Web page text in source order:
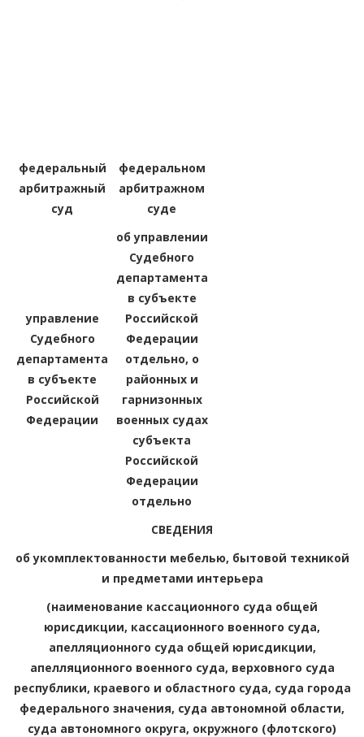
федеральный
арбитражный
суд
федеральном
арбитражном
суде
управление
Судебного
департамента
в субъекте
Российской
Федерации
об управлении
Судебного
департамента
в субъекте
Российской
Федерации
отдельно, о
районных и
гарнизонных
военных судах
субъекта
Российской
Федерации
отдельно
СВЕДЕНИЯ
об укомплектованности мебелью, бытовой техникой
и предметами интерьера
(наименование кассационного суда общей
юрисдикции, кассационного военного суда,
апелляционного суда общей юрисдикции,
апелляционного военного суда, верховного суда
республики, краевого и областного суда, суда города
федерального значения, суда автономной области,
суда автономного округа, окружного (флотского)